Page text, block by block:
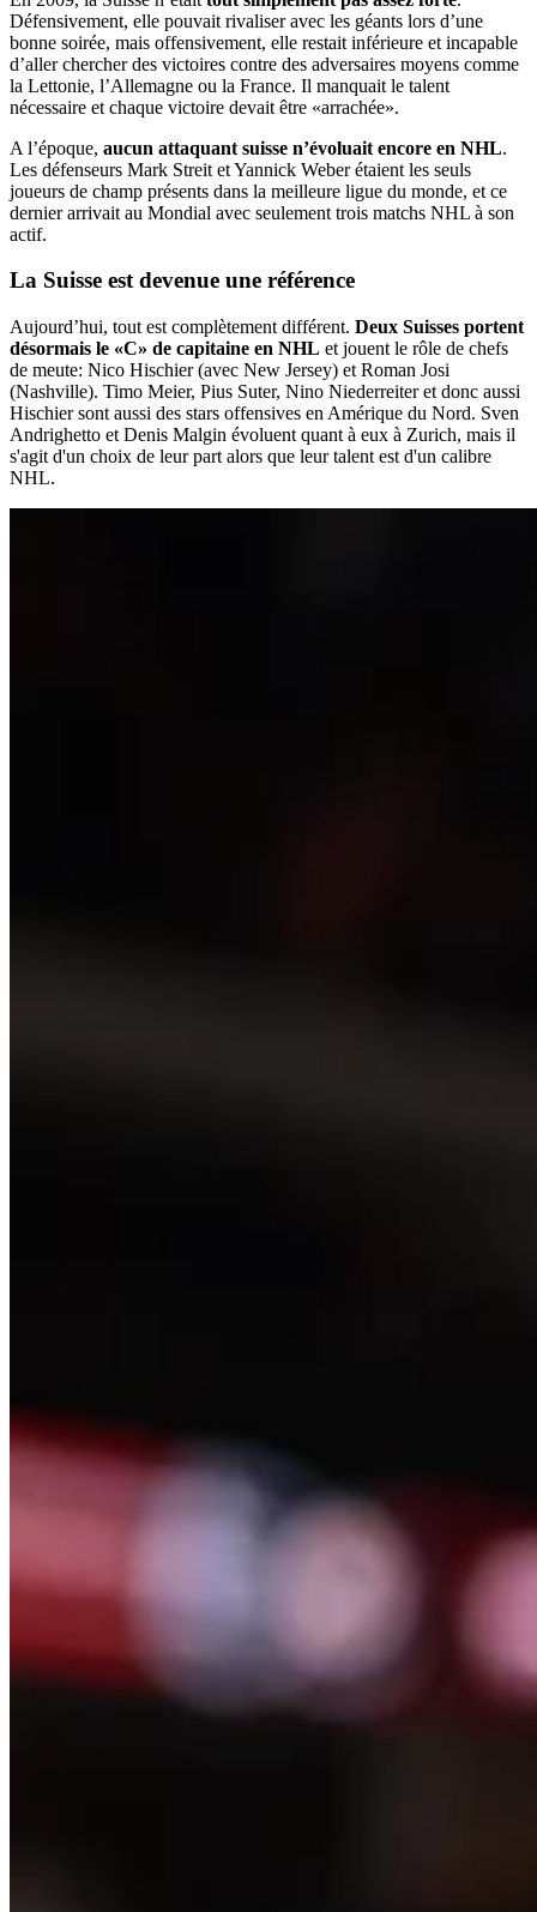
Défensivement, elle pouvait rivaliser avec les géants lors d’une
bonne soirée, mais offensivement, elle restait inférieure et incapable
d’aller chercher des victoires contre des adversaires moyens comme
la Lettonie, l’Allemagne ou la France. Il manquait le talent
nécessaire et chaque victoire devait être «arrachée».
A l’époque, aucun attaquant suisse n’évoluait encore en NHL.
Les défenseurs Mark Streit et Yannick Weber étaient les seuls
joueurs de champ présents dans la meilleure ligue du monde, et ce
dernier arrivait au Mondial avec seulement trois matchs NHL à son
actif.
La Suisse est devenue une référence
Aujourd’hui, tout est complètement différent. Deux Suisses portent
désormais le «C» de capitaine en NHL et jouent le rôle de chefs
de meute: Nico Hischier (avec New Jersey) et Roman Josi
(Nashville). Timo Meier, Pius Suter, Nino Niederreiter et donc aussi
Hischier sont aussi des stars offensives en Amérique du Nord. Sven
Andrighetto et Denis Malgin évoluent quant à eux à Zurich, mais il
s'agit d'un choix de leur part alors que leur talent est d'un calibre
NHL.